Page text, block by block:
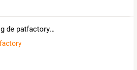
Le blog de patfactory (en cours !!!)